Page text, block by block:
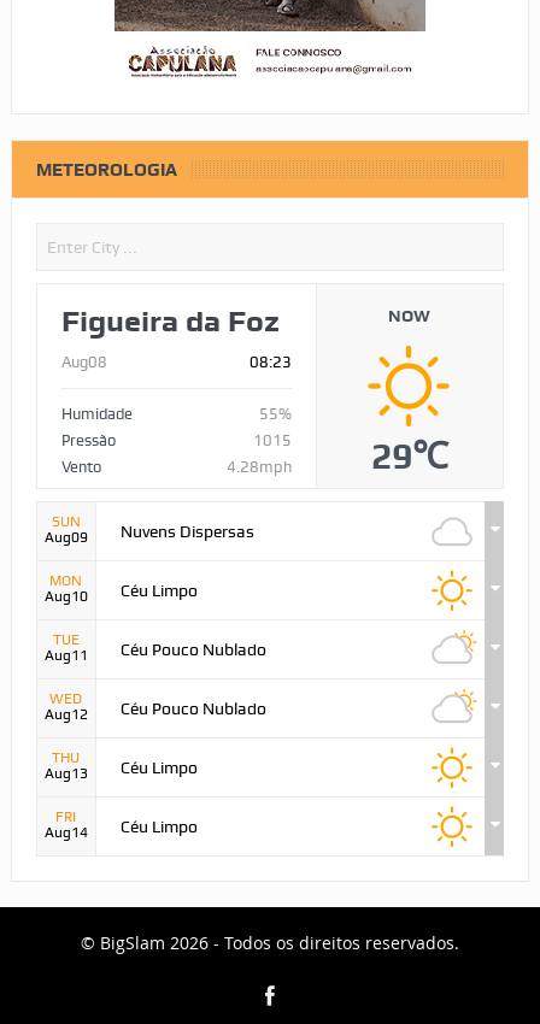
METEOROLOGIA
Figueira da Foz
Aug08 08:23
Humidade
55%
Pressão
1015
Vento
4.28mph
NOW
29℃
SUN
Aug09
Nuvens Dispersas
MON
Aug10
Céu Limpo
TUE
Aug11
Céu Pouco Nublado
WED
Aug12
Céu Pouco Nublado
THU
Aug13
Céu Limpo
FRI
Aug14
Céu Limpo
© BigSlam 2026 - Todos os direitos reservados.